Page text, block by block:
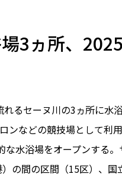
3ヵ所、
るセーヌ川の3ヵ所に水
ンなどの競技場として利
水浴場をオープンする
の間の区間（15区）、